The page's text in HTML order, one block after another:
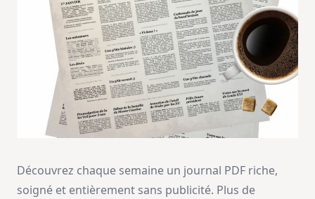
Découvrez chaque semaine un journal PDF riche,
soigné et entièrement sans publicité. Plus de